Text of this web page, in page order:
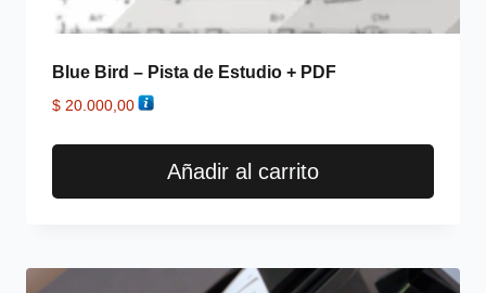
Blue Bird – Pista de Estudio + PDF
$ 20.000,00
Añadir al carrito